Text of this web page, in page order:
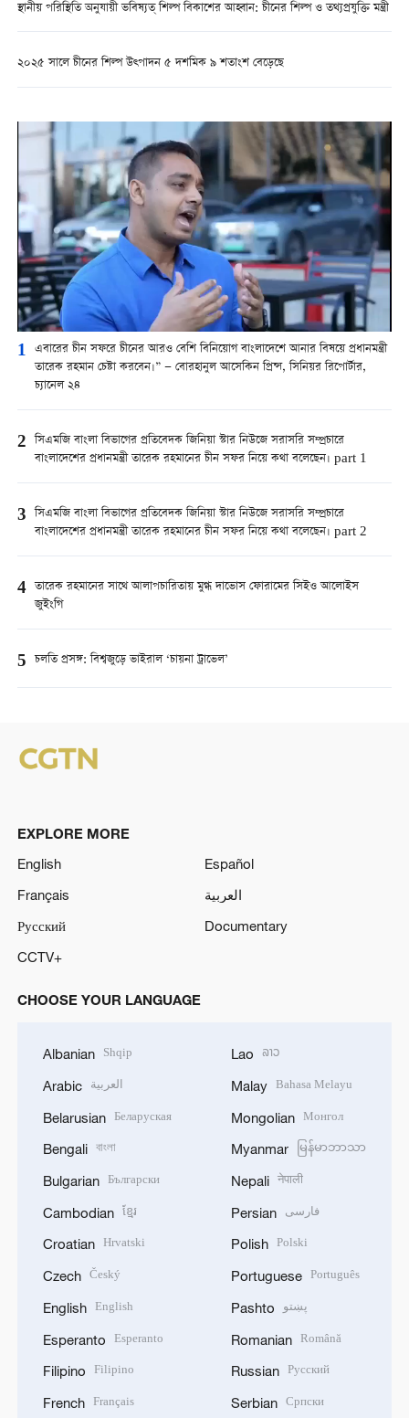
স্থানীয় পরিস্থিতি অনুযায়ী ভবিষ্যত্ শিল্প বিকাশের আহ্বান: চীনের শিল্প ও তথ্যপ্রযুক্তি মন্ত্রী
২০২৫ সালে চীনের শিল্প উত্পাদন ৫ দশমিক ৯ শতাংশ বেড়েছে
1 এবারের চীন সফরে চীনের আরও বেশি বিনিয়োগ বাংলাদেশে আনার বিষয়ে প্রধানমন্ত্রী
তারেক রহমান চেষ্টা করবেন।” — বোরহানুল আসেকিন প্রিন্স, সিনিয়র রিপোর্টার,
চ্যানেল ২৪
2 সিএমজি বাংলা বিভাগের প্রতিবেদক জিনিয়া স্টার নিউজে সরাসরি সম্প্রচারে
বাংলাদেশের প্রধানমন্ত্রী তারেক রহমানের চীন সফর নিয়ে কথা বলেছেন। part 1
3 সিএমজি বাংলা বিভাগের প্রতিবেদক জিনিয়া স্টার নিউজে সরাসরি সম্প্রচারে
বাংলাদেশের প্রধানমন্ত্রী তারেক রহমানের চীন সফর নিয়ে কথা বলেছেন। part 2
4 তারেক রহমানের সাথে আলাপচারিতায় মুগ্ধ দাভোস ফোরামের সিইও আলোইস
জুইংগি
5 চলতি প্রসঙ্গ: বিশ্বজুড়ে ভাইরাল ‘চায়না ট্রাভেল’
EXPLORE MORE
English
Español
Français
العربية
Русский
Documentary
CCTV+
CHOOSE YOUR LANGUAGE
Albanian Shqip
Arabic العربية
Belarusian Беларуская
Bengali বাংলা
Bulgarian Български
Cambodian ខ្មែរ
Croatian Hrvatski
Czech Český
English English
Esperanto Esperanto
Filipino Filipino
French Français
Lao ລາວ
Malay Bahasa Melayu
Mongolian Монгол
Myanmar မြန်မာဘာသာ
Nepali नेपाली
Persian فارسی
Polish Polski
Portuguese Português
Pashto پښتو
Romanian Română
Russian Русский
Serbian Српски